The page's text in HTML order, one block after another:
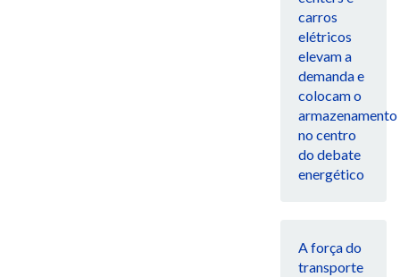
carros
elétricos
elevam a
demanda e
colocam o
armazenamento
no centro
do debate
energético
A força do
transporte